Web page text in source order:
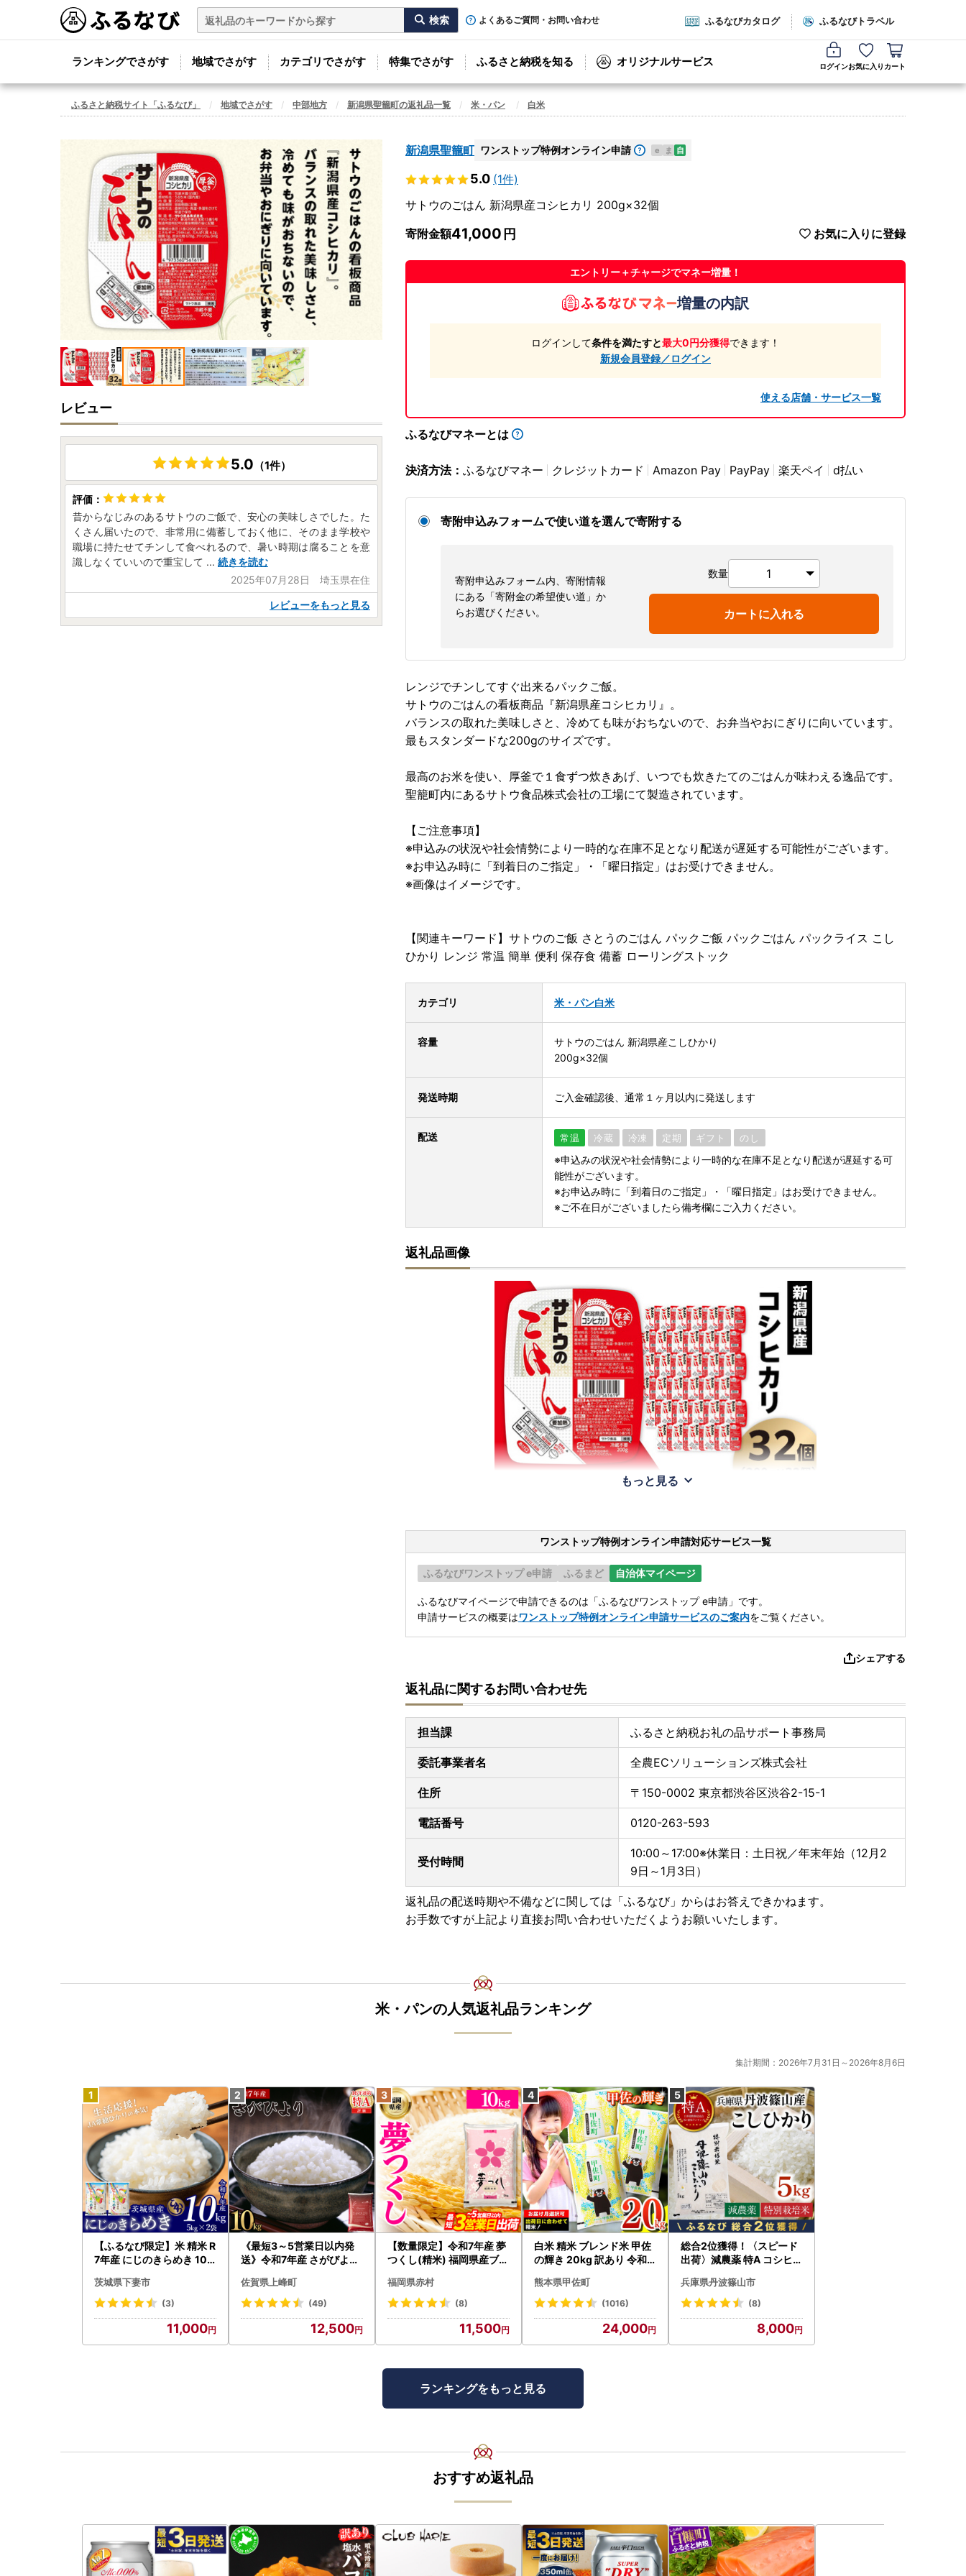
よくあるご質問・お問い合わせ ふるなびカタログ ふるなびトラベル
ランキングでさがす 地域でさがす カテゴリでさがす 特集でさがす ふるさと納税を知る オリジナルサービス ログインお気に入り カート
ふるさと納税サイト「ふるなび」 地域でさがす 中部地方 新潟県聖籠町の返礼品一覧 米・パン 白米
新潟県聖籠町 ワンストップ特例オンライン申請 e ま 自
5.0 (1件)
サトウのごはん 新潟県産コシヒカリ 200g×32個
寄附金額41,000 お気に入りに登録
エントリー＋チャージでマネー増量！
増量の内訳
ログインして条件を満たすと最大0円分獲得できます！
新規会員登録／ログイン
使える店舗・サービス一覧
ふるなびマネーとは
決済方法： ふるなびマネー クレジットカード Amazon Pay PayPay 楽天ペイ d払い
寄附申込みフォームで使い道を選んで寄附する
寄附申込みフォーム内、寄附情報
にある「寄附金の希望使い道」か
らお選びください。
数量
カートに入れる
レンジでチンしてすぐ出来るパックご飯。
サトウのごはんの看板商品『新潟県産コシヒカリ』。
バランスの取れた美味しさと、冷めても味がおちないので、お弁当やおにぎりに向いています。
最もスタンダードな200gのサイズです。
最高のお米を使い、厚釜で１食ずつ炊きあげ、いつでも炊きたてのごはんが味わえる逸品です。
聖籠町内にあるサトウ食品株式会社の工場にて製造されています。
【ご注意事項】
※申込みの状況や社会情勢により一時的な在庫不足となり配送が遅延する可能性がございます。
※お申込み時に「到着日のご指定」・「曜日指定」はお受けできません。
※画像はイメージです。
【関連キーワード】サトウのご飯 さとうのごはん パックご飯 パックごはん パックライス こし
ひかり レンジ 常温 簡単 便利 保存食 備蓄 ローリングストック
カテゴリ 米・パン白米
容量
サトウのごはん 新潟県産こしひかり
200g×32個
発送時期 ご入金確認後、通常１ヶ月以内に発送します
配送 常温 冷蔵 冷凍 定期 ギフト のし
※申込みの状況や社会情勢により一時的な在庫不足となり配送が遅延する可
能性がございます。
※お申込み時に「到着日のご指定」・「曜日指定」はお受けできません。
※ご不在日がございましたら備考欄にご入力ください。
返礼品画像
もっと見る
ワンストップ特例オンライン申請対応サービス一覧
ふるなびワンストップ e申請 ふるまど 自治体マイページ
ふるなびマイページで申請できるのは「ふるなびワンストップ e申請」です。
申請サービスの概要はワンストップ特例オンライン申請サービスのご案内をご覧ください。
シェアする
返礼品に関するお問い合わせ先
担当課 ふるさと納税お礼の品サポート事務局
委託事業者名 全農ECソリューションズ株式会社
住所 〒150-0002 東京都渋谷区渋谷2-15-1
電話番号 0120-263-593
受付時間
10:00～17:00※休業日：土日祝／年末年始（12月2
9日～1月3日）
返礼品の配送時期や不備などに関しては「ふるなび」からはお答えできかねます。
お手数ですが上記より直接お問い合わせいただくようお願いいたします。
レビュー
5.0 （1件）
昔からなじみのあるサトウのご飯で、安心の美味しさでした。た
くさん届いたので、非常用に備蓄しておく他に、そのまま学校や
職場に持たせてチンして食べれるので、暑い時期は腐ることを意
識しなくていいので重宝して ... 続きを読む
2025年07月28日 埼玉県在住
レビューをもっと見る
米・パンの人気返礼品ランキング
集計期間：2026年7月31日～2026年8月6日
【ふるなび限定】米 精米 R
7年産 にじのきらめき 10k
茨城県下妻市
(3)
11,000
《最短3～5営業日以内発
送》令和7年産 さがびより
佐賀県上峰町
(49)
12,500
【数量限定】令和7年産 夢
つくし(精米) 福岡県産ブラ
)
福岡県赤村
(8)
11,500
白米 精米 ブレンド米 甲佐
の輝き 20kg 訳あり 令和7
熊本県甲佐町
(1016)
24,000
総合2位獲得！〈スピード
出荷〉減農薬 特A コシヒカ
培米 こしひかり
兵庫県丹波篠山市
(8)
8,000
ランキングをもっと見る
おすすめ返礼品